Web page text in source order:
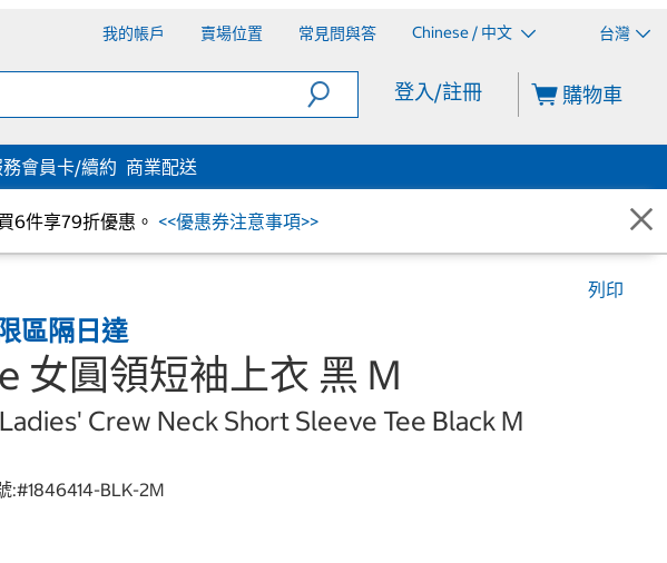
我的帳戶 賣場位置 常見問與答 Chinese / 中文 台灣
登入/註冊 購物車
會員卡/續約 商業配送
6件享79折優惠。 <<優惠券注意事項>>
列印
區隔日達
女圓領短袖上衣 黑 M
Crew Neck Short Sleeve Tee Black M
:#1846414-BLK-2M